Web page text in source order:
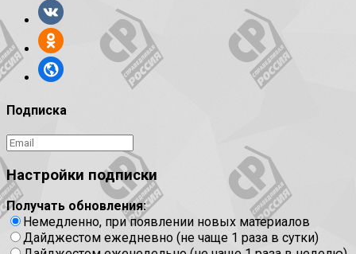
Подписка
Настройки подписки
Получать обновления:
Немедленно, при появлении новых материалов
Дайджестом ежедневно (не чаще 1 раза в сутки)